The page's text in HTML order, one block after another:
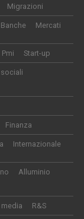
Migrazioni
Banche Mercati
Pmi Start-up
sociali
Finanza
Internazionale
Alluminio
R&S